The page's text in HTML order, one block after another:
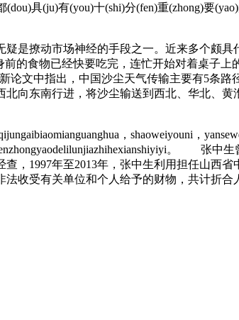
具(ju)有(you)十(shi)分(fen)重(zhong)要
撩动市场神经的手段之一。近来多个颇具
食物已经快要吃完，连忙开始对着桌子上
文中指出，中国沙尘天气传输主要有5条路
向东南行进，将沙尘输送到西北、华北、
，shaoweiyouni，
。 张中
，1997年至2013年，张中生利用担任山西
收受有关单位和个人给予的财物，共计折合